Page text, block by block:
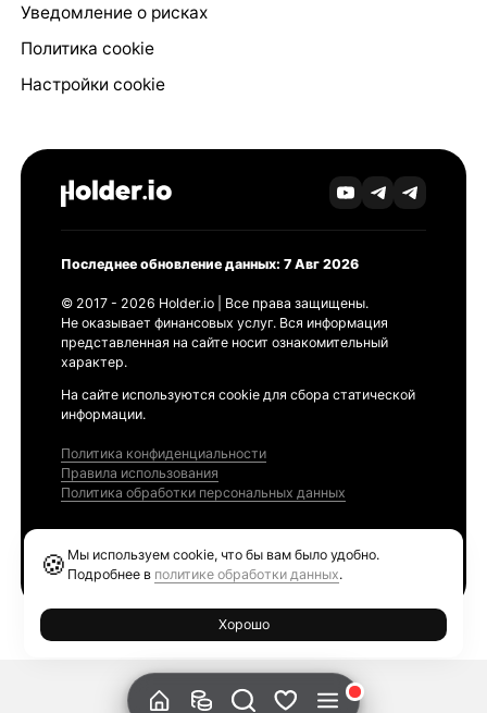
Уведомление о рисках
Политика cookie
Настройки cookie
Последнее обновление данных: 7 Авг 2026
© 2017 - 2026 Holder.io | Все права защищены.
Не оказывает финансовых услуг. Вся информация
представленная на сайте носит ознакомительный
характер.
На сайте используются cookie для сбора статической
информации.
Политика конфиденциальности
Правила использования
Политика обработки персональных данных
🍪 Мы используем cookie, что бы вам было удобно.
Подробнее в политике обработки данных.
Хорошо
Ethereum GAS Tracker